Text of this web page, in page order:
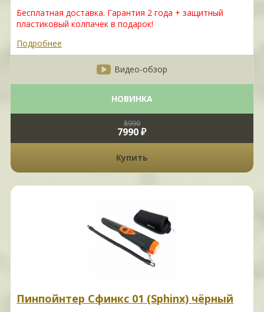
Бесплатная доставка. Гарантия 2 года + защитный
пластиковый колпачек в подарок!
Подробнее
Видео-обзор
НОВИНКА
8990
7990 ₽
Купить
Пинпойнтер Сфинкс 01 (Sphinx) чёрный